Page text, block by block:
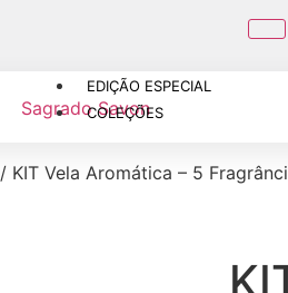
EDIÇÃO ESPECIAL
COLEÇÕES
/ KIT Vela Aromática – 5